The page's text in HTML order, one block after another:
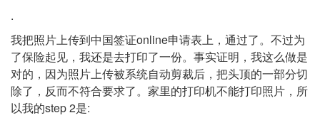
.
我把照片上传到中国签证online申请表上，通过了。不过为
了保险起见，我还是去打印了一份。事实证明，我这么做是
对的，因为照片上传被系统自动剪裁后，把头顶的一部分切
除了，反而不符合要求了。家里的打印机不能打印照片，所
以我的step 2是: